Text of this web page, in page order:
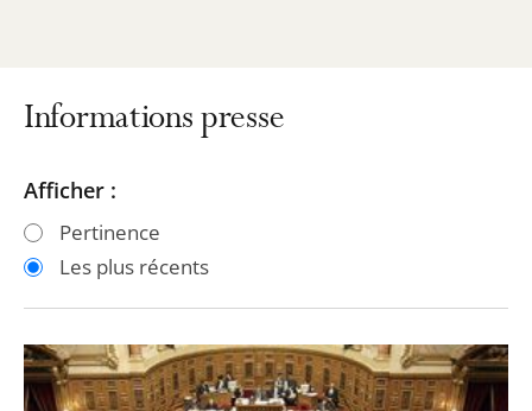
Informations presse
Passer
les
filtres
après
Passer
les
filtres
avant
Afficher :
Pertinence
Les plus récents
Depuis
10